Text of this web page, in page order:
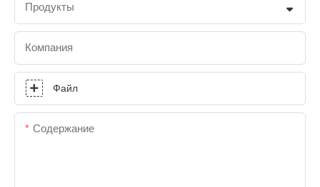
Продукты
Компания
Файл
Содержание